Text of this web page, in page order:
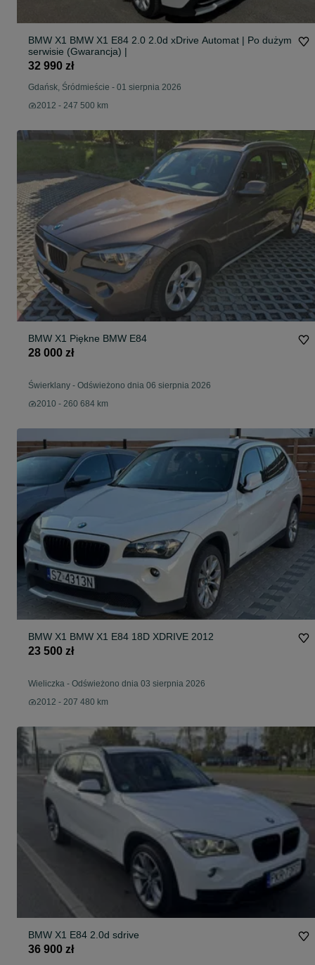
BMW X1 BMW X1 E84 2.0 2.0d xDrive Automat | Po dużym
serwisie (Gwarancja) |
32 990 zł
Gdańsk, Śródmieście - 01 sierpnia 2026
2012 - 247 500 km
BMW X1 Piękne BMW E84
28 000 zł
Świerklany - Odświeżono dnia 06 sierpnia 2026
2010 - 260 684 km
BMW X1 BMW X1 E84 18D XDRIVE 2012
23 500 zł
Wieliczka - Odświeżono dnia 03 sierpnia 2026
2012 - 207 480 km
BMW X1 E84 2.0d sdrive
36 900 zł